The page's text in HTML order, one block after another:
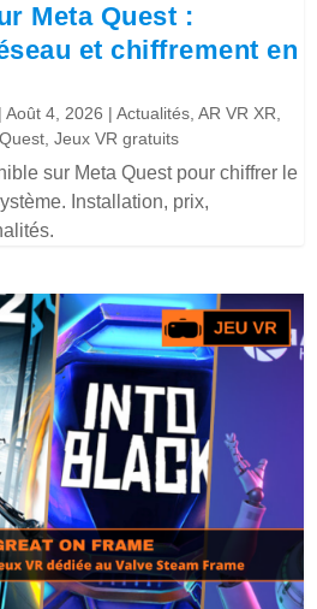
Meta Quest :
et chiffrement en
|Août 4, 2026 |Actualités,AR VR XR,
,Jeux VR gratuits
sur Meta Quest pour chiffrer le
Installation, prix,